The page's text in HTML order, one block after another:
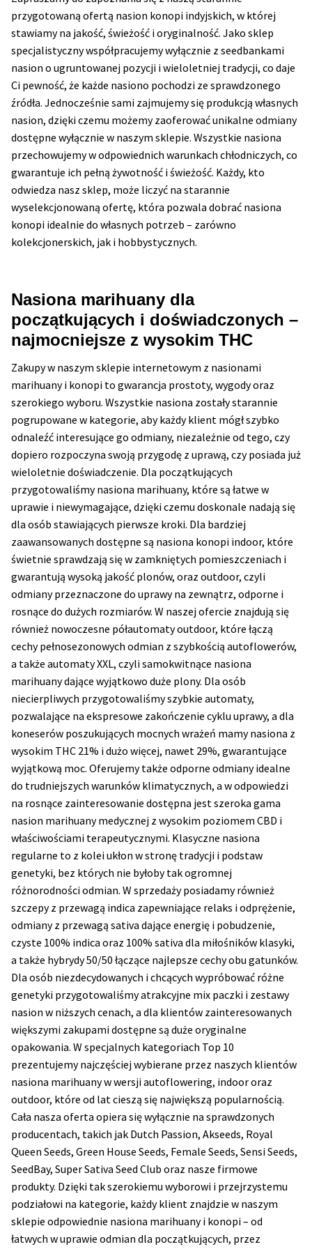
Informacje
menu
Blog
Rozwiń
menu
GRATIS
PROMOCJA 500 Plus
Harmonogram Outdoor
Formy i Koszt Wysyłki
Kontakt
przygotowaną ofertą nasion konopi indyjskich, w której
stawiamy na jakość, świeżość i oryginalność. Jako sklep
specjalistyczny współpracujemy wyłącznie z seedbankami
nasion o ugruntowanej pozycji i wieloletniej tradycji, co daje
Ci pewność, że każde nasiono pochodzi ze sprawdzonego
źródła. Jednocześnie sami zajmujemy się produkcją własnych
nasion, dzięki czemu możemy zaoferować unikalne odmiany
dostępne wyłącznie w naszym sklepie. Wszystkie nasiona
przechowujemy w odpowiednich warunkach chłodniczych, co
gwarantuje ich pełną żywotność i świeżość. Każdy, kto
odwiedza nasz sklep, może liczyć na starannie
wyselekcjonowaną ofertę, która pozwala dobrać nasiona
konopi idealnie do własnych potrzeb – zarówno
kolekcjonerskich, jak i hobbystycznych.
Nasiona marihuany dla
początkujących i doświadczonych –
najmocniejsze z wysokim THC
Zakupy w naszym sklepie internetowym z nasionami
marihuany i konopi to gwarancja prostoty, wygody oraz
szerokiego wyboru. Wszystkie nasiona zostały starannie
pogrupowane w kategorie, aby każdy klient mógł szybko
odnaleźć interesujące go odmiany, niezależnie od tego, czy
dopiero rozpoczyna swoją przygodę z uprawą, czy posiada już
wieloletnie doświadczenie. Dla początkujących
przygotowaliśmy nasiona marihuany, które są łatwe w
uprawie i niewymagające, dzięki czemu doskonale nadają się
dla osób stawiających pierwsze kroki. Dla bardziej
zaawansowanych dostępne są nasiona konopi indoor, które
świetnie sprawdzają się w zamkniętych pomieszczeniach i
gwarantują wysoką jakość plonów, oraz outdoor, czyli
odmiany przeznaczone do uprawy na zewnątrz, odporne i
rosnące do dużych rozmiarów. W naszej ofercie znajdują się
również nowoczesne półautomaty outdoor, które łączą
cechy pełnosezonowych odmian z szybkością autoflowerów,
a także automaty XXL, czyli samokwitnące nasiona
marihuany dające wyjątkowo duże plony. Dla osób
niecierpliwych przygotowaliśmy szybkie automaty,
pozwalające na ekspresowe zakończenie cyklu uprawy, a dla
koneserów poszukujących mocnych wrażeń mamy nasiona z
wysokim THC 21% i dużo więcej, nawet 29%, gwarantujące
wyjątkową moc. Oferujemy także odporne odmiany idealne
do trudniejszych warunków klimatycznych, a w odpowiedzi
na rosnące zainteresowanie dostępna jest szeroka gama
nasion marihuany medycznej z wysokim poziomem CBD i
właściwościami terapeutycznymi. Klasyczne nasiona
regularne to z kolei ukłon w stronę tradycji i podstaw
genetyki, bez których nie byłoby tak ogromnej
różnorodności odmian. W sprzedaży posiadamy również
szczepy z przewagą indica zapewniające relaks i odprężenie,
odmiany z przewagą sativa dające energię i pobudzenie,
czyste 100% indica oraz 100% sativa dla miłośników klasyki,
a także hybrydy 50/50 łączące najlepsze cechy obu gatunków.
Dla osób niezdecydowanych i chcących wypróbować różne
genetyki przygotowaliśmy atrakcyjne mix paczki i zestawy
nasion w niższych cenach, a dla klientów zainteresowanych
większymi zakupami dostępne są duże oryginalne
opakowania. W specjalnych kategoriach Top 10
prezentujemy najczęściej wybierane przez naszych klientów
nasiona marihuany w wersji autoflowering, indoor oraz
outdoor, które od lat cieszą się największą popularnością.
Cała nasza oferta opiera się wyłącznie na sprawdzonych
producentach, takich jak Dutch Passion, Akseeds, Royal
Queen Seeds, Green House Seeds, Female Seeds, Sensi Seeds,
SeedBay, Super Sativa Seed Club oraz nasze firmowe
produkty. Dzięki tak szerokiemu wyborowi i przejrzystemu
podziałowi na kategorie, każdy klient znajdzie w naszym
sklepie odpowiednie nasiona marihuany i konopi – od
łatwych w uprawie odmian dla początkujących, przez